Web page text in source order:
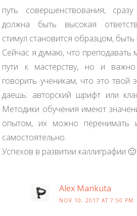
путь совершенствования,
должна быть высокая
стимул становится образцом,
Сейчас я думаю, что преподавать
пути к мастерству, но и
говорить ученикам, что это твой
даешь: авторский шрифт или
Методики обучения имеют
опытом, их можно перенимать
самостоятельно.
Успехов в развитии каллиграфии 🙂
Alex Mankuta
NOV 10, 2017 AT 7:50 PM